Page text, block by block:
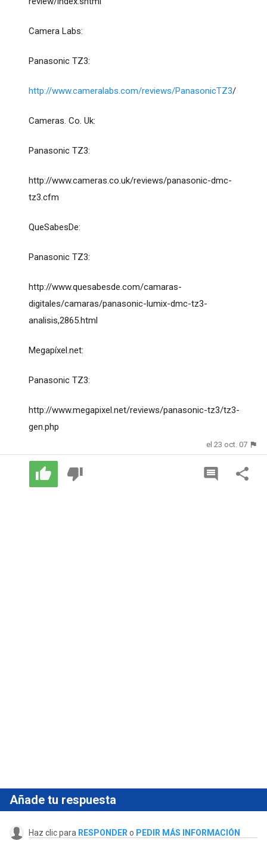
Camera Labs:
Panasonic TZ3:
http://www.cameralabs.com/reviews/PanasonicTZ3/
Cameras. Co. Uk:
Panasonic TZ3:
http://www.cameras.co.uk/reviews/panasonic-dmc-
tz3.cfm
QueSabesDe:
Panasonic TZ3:
http://www.quesabesde.com/camaras-
digitales/camaras/panasonic-lumix-dmc-tz3-
analisis,2865.html
Megapíxel.net:
Panasonic TZ3:
http://www.megapixel.net/reviews/panasonic-tz3/tz3-
gen.php
el 23 oct. 07
Añade tu respuesta
Haz clic para RESPONDER o PEDIR MÁS INFORMACIÓN